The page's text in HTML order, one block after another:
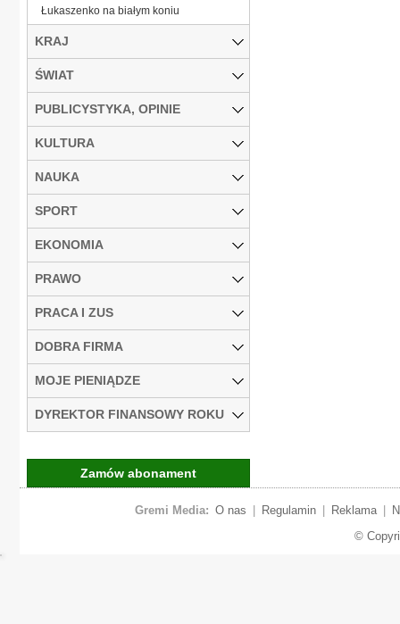
Łukaszenko na białym koniu
KRAJ
ŚWIAT
PUBLICYSTYKA, OPINIE
KULTURA
NAUKA
SPORT
EKONOMIA
PRAWO
PRACA I ZUS
DOBRA FIRMA
MOJE PIENIĄDZE
DYREKTOR FINANSOWY ROKU
Zamów abonament
Gremi Media: O nas Regulamin Reklama
©